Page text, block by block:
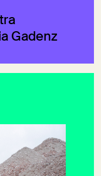
Gadenz